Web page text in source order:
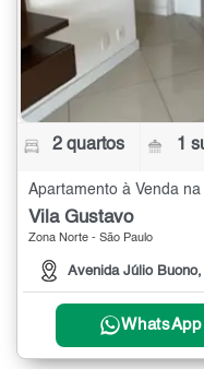
2 quartos 1
Apartamento à Venda
Vila Gustavo
Zona Norte - São Paulo
Avenida Júlio Buono,
WhatsApp